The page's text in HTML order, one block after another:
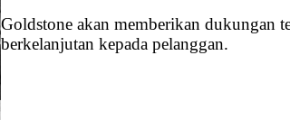
Goldstone akan memberikan dukungan
berkelanjutan kepada pelanggan.